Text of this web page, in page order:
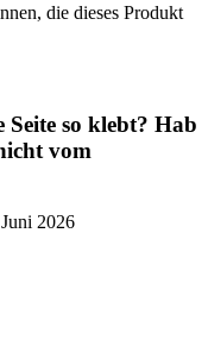
die dieses Produkt
Seite so klebt? Hab
vom
2026